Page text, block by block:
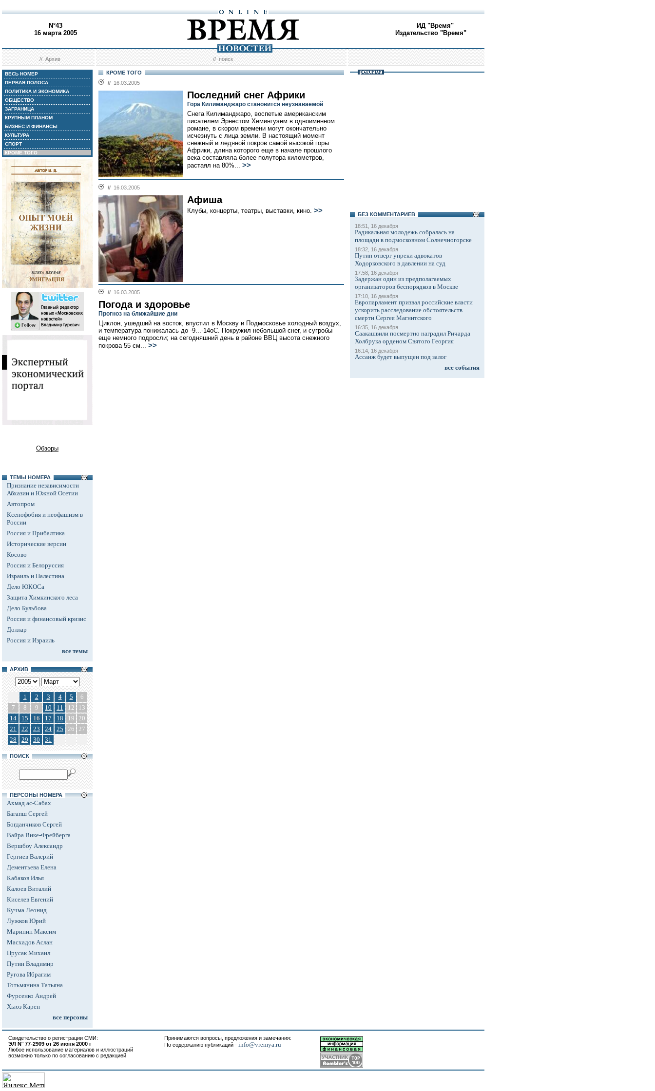
N°43
16 марта 2005
ИД "Время"
Издательство "Время"
//Архив //поиск
ВЕСЬ НОМЕР
ПЕРВАЯ ПОЛОСА
ПОЛИТИКА И ЭКОНОМИКА
ОБЩЕСТВО
ЗАГРАНИЦА
КРУПНЫМ ПЛАНОМ
БИЗНЕС И ФИНАНСЫ
КУЛЬТУРА
СПОРТ
КРОМЕ ТОГО
Обзоры
ТЕМЫ НОМЕРА
Признание независимости
Абхазии и Южной Осетии
Автопром
Ксенофобия и неофашизм в
России
Россия и Прибалтика
Исторические версии
Косово
Россия и Белоруссия
Израиль и Палестина
Дело ЮКОСа
Защита Химкинского леса
Дело Бульбова
Россия и финансовый кризис
Доллар
Россия и Израиль
все темы
АРХИВ
1 2 3 4 5
6
7
8 9 10 11 12
13
14
15 16 17 18 19 20
21
22 23 24 25 26 27
28
29 30 31
ПОИСК
ПЕРСОНЫ НОМЕРА
Ахмад ас-Сабах
Багапш Сергей
Богданчиков Сергей
Вайра Вике-Фрейберга
Вершбоу Александр
Гергиев Валерий
Дементьева Елена
Кабаков Илья
Калоев Виталий
Киселев Евгений
Кучма Леонид
Лужков Юрий
Маринин Максим
Масхадов Аслан
Прусак Михаил
Путин Владимир
Ругова Ибрагим
Тотьмянина Татьяна
Фурсенко Андрей
Хьюз Карен
все персоны
КРОМЕ ТОГО
// 16.03.2005
Последний снег Африки
Гора Килиманджаро становится неузнаваемой
Снега Килиманджаро, воспетые американским
писателем Эрнестом Хемингуэем в одноименном
романе, в скором времени могут окончательно
исчезнуть с лица земли. В настоящий момент
снежный и ледяной покров самой высокой горы
Африки, длина которого еще в начале прошлого
века составляла более полутора километров,
растаял на 80%... >>
// 16.03.2005
Афиша
Клубы, концерты, театры, выставки, кино. >>
// 16.03.2005
Погода и здоровье
Прогноз на ближайшие дни
Циклон, ушедший на восток, впустил в Москву и Подмосковье холодный воздух,
и температура понижалась до -9...-14оС. Покружил небольшой снег, и сугробы
еще немного подросли; на сегодняшний день в районе ВВЦ высота снежного
покрова 55 см... >>
БЕЗ КОМMЕНТАРИЕВ
18:51, 16 декабря
Радикальная молодежь собралась на
площади в подмосковном Солнечногорске
18:32, 16 декабря
Путин отверг упреки адвокатов
Ходорковского в давлении на суд
17:58, 16 декабря
Задержан один из предполагаемых
организаторов беспорядков в Москве
17:10, 16 декабря
Европарламент призвал российские власти
ускорить расследование обстоятельств
смерти Сергея Магнитского
16:35, 16 декабря
Саакашвили посмертно наградил Ричарда
Холбрука орденом Святого Георгия
16:14, 16 декабря
Ассанж будет выпущен под залог
все события
Свидетельство о регистрации СМИ:
ЭЛ N° 77-2909 от 26 июня 2000 г
Любое использование материалов и иллюстраций
возможно только по согласованию с редакцией
Принимаются вопросы, предложения и замечания:
По содержанию публикаций - info@vremya.ru